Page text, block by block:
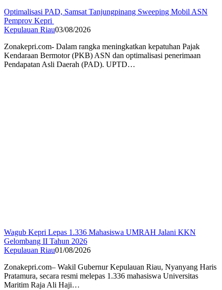
Optimalisasi PAD, Samsat Tanjungpinang Sweeping Mobil ASN
Pemprov Kepri
Kepulauan Riau03/08/2026
Zonakepri.com- Dalam rangka meningkatkan kepatuhan Pajak
Kendaraan Bermotor (PKB) ASN dan optimalisasi penerimaan
Pendapatan Asli Daerah (PAD). UPTD…
Wagub Kepri Lepas 1.336 Mahasiswa UMRAH Jalani KKN
Gelombang II Tahun 2026
Kepulauan Riau01/08/2026
Zonakepri.com– Wakil Gubernur Kepulauan Riau, Nyanyang Haris
Pratamura, secara resmi melepas 1.336 mahasiswa Universitas
Maritim Raja Ali Haji…